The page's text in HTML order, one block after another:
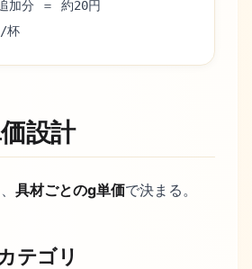
加分 ＝ 約20円
杯
設計
具材ごとのg単価で決まる。
テゴリ